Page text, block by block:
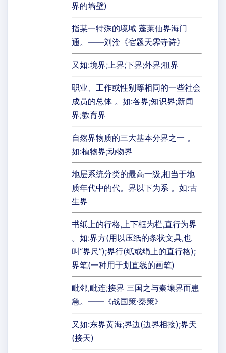
界的墙壁)
指某一特殊的境域 蓬莱仙界海门
通。——刘沧《宿题天霁寺诗》
又如:境界;上界;下界;外界;租界
职业、工作或性别等相同的一些社会
成员的总体 。如:各界;知识界;新闻
界;教育界
自然界物质的三大基本分界之一 。
如:植物界;动物界
地层系统分类的最高一级,相当于地
质年代中的代。界以下为系 。如:古
生界
书纸上的行格,上下框为栏,直行为界
。如:界方(用以压纸的条状文具,也
叫“界尺”);界行(纸或绢上的直行格);
界笔(一种用于划直线的画笔)
毗邻,毗连;接界 三国之与秦壤界而患
急。——《战国策·秦策》
又如:东界黄海;界边(边界相接);界天
(接天)